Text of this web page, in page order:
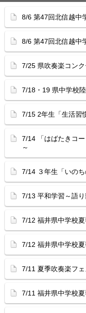
8/6 第47回北信越
8/6 第47回北信越
7/25 県吹奏楽コン
7/18・19 県中学校
7/15 2年生「生活習
7/14 「はばたきコ
～
7/14 ３年生「いの
7/13 平和学習～語り
7/12 福井県中学校
7/12 福井県中学校
7/11 夏季吹奏楽フ
7/11 福井県中学校